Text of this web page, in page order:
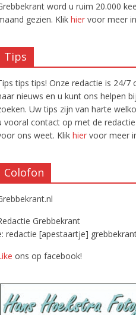
word u ruim 20.000
gezien. Klik hier voor meer
Tips
tips tips! Onze redactie is 24/7
nieuws en u kunt ons helpen
Uw tips zijn van harte
vooral contact op met de
ons weet. Klik hier voor meer
Colofon
Grebbekrant
redactie [apestaartje]
ons op facebook!